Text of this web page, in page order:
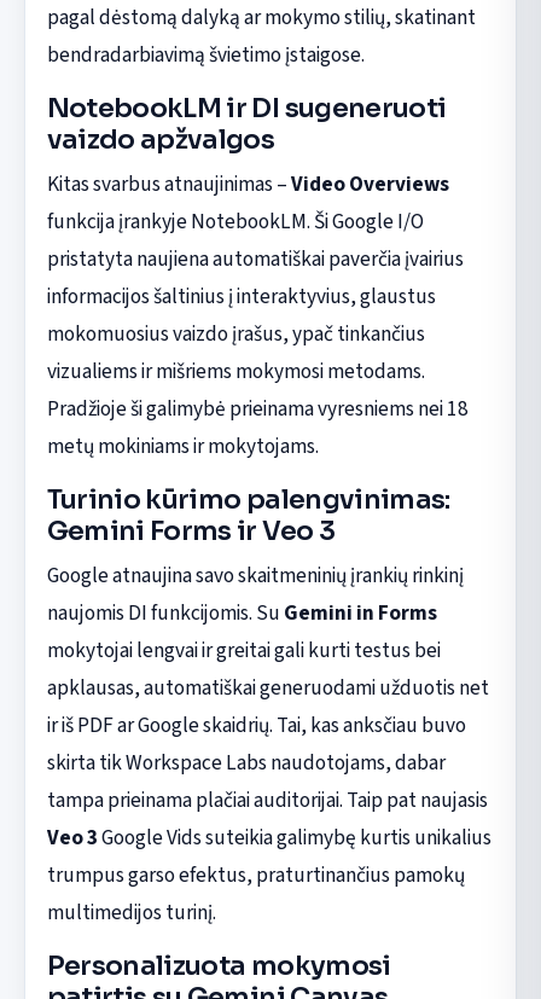
pagal dėstomą dalyką ar mokymo stilių, skatinant
bendradarbiavimą švietimo įstaigose.
NotebookLM ir DI sugeneruoti
vaizdo apžvalgos
Kitas svarbus atnaujinimas –Video Overviews
funkcija įrankyje NotebookLM. Ši Google I/O
pristatyta naujiena automatiškai paverčia įvairius
informacijos šaltinius į interaktyvius, glaustus
mokomuosius vaizdo įrašus, ypač tinkančius
vizualiems ir mišriems mokymosi metodams.
Pradžioje ši galimybė prieinama vyresniems nei 18
metų mokiniams ir mokytojams.
Turinio kūrimo palengvinimas:
Gemini Forms ir Veo 3
Google atnaujina savo skaitmeninių įrankių rinkinį
naujomis DI funkcijomis. Su Gemini in Forms
mokytojai lengvai ir greitai gali kurti testus bei
apklausas, automatiškai generuodami užduotis net
ir iš PDF ar Google skaidrių. Tai, kas anksčiau buvo
skirta tik Workspace Labs naudotojams, dabar
tampa prieinama plačiai auditorijai. Taip pat naujasis
Veo 3Google Vids suteikia galimybę kurtis unikalius
trumpus garso efektus, praturtinančius pamokų
multimedijos turinį.
Personalizuota mokymosi